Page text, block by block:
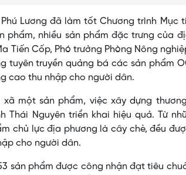
Lương đã làm tốt Chương trình Mục
phẩm, nhiều sản phẩm đặc trưng của
Tiến Cốp, Phó trưởng Phòng Nông
tuyên truyền quảng bá các sản phẩm
cao thu nhập cho người dân.
một sản phẩm, việc xây dựng
Thái Nguyên triển khai hiệu quả. Từ
chủ lực địa phương là cây chè, đều
cho người dân.
sản phẩm được công nhận đạt tiêu